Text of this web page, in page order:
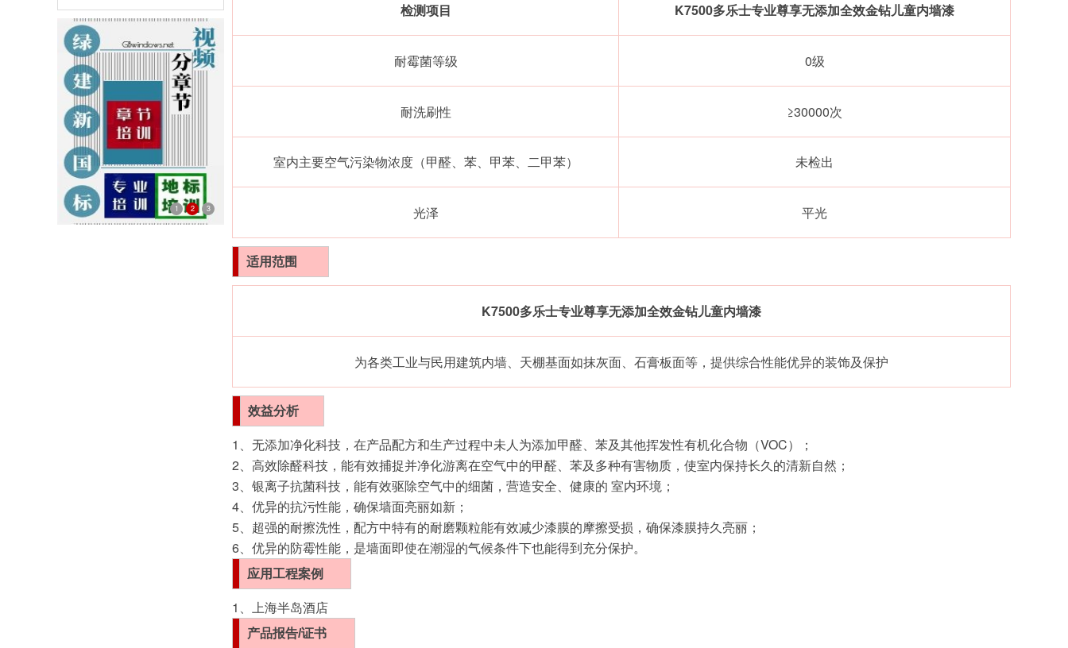
检测项目 K7500多乐士专业尊享无添加全效金钻儿童内墙漆
耐霉菌等级 0级
耐洗刷性 ≥30000次
室内主要空气污染物浓度（甲醛、苯、甲苯、二甲苯） 未检出
光泽 平光
适用范围
K7500多乐士专业尊享无添加全效金钻儿童内墙漆
为各类工业与民用建筑内墙、天棚基面如抹灰面、石膏板面等，提供综合性能优异的装饰及保护
效益分析
1、无添加净化科技，在产品配方和生产过程中未人为添加甲醛、苯及其他挥发性有机化合物（VOC）；
2、高效除醛科技，能有效捕捉并净化游离在空气中的甲醛、苯及多种有害物质，使室内保持长久的清新自然；
3、银离子抗菌科技，能有效驱除空气中的细菌，营造安全、健康的 室内环境；
4、优异的抗污性能，确保墙面亮丽如新；
5、超强的耐擦洗性，配方中特有的耐磨颗粒能有效减少漆膜的摩擦受损，确保漆膜持久亮丽；
6、优异的防霉性能，是墙面即使在潮湿的气候条件下也能得到充分保护。
应用工程案例
1、上海半岛酒店
产品报告/证书
1 2 3